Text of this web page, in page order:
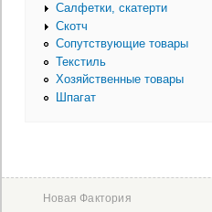
Салфетки, скатерти
Скотч
Сопутствующие товары
Текстиль
Хозяйственные товары
Шпагат
Новая Фактория